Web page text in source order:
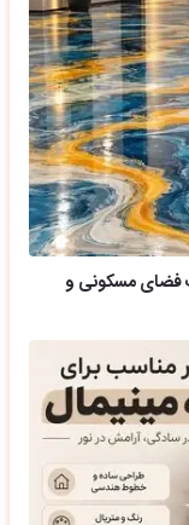
فضای مسکونی و